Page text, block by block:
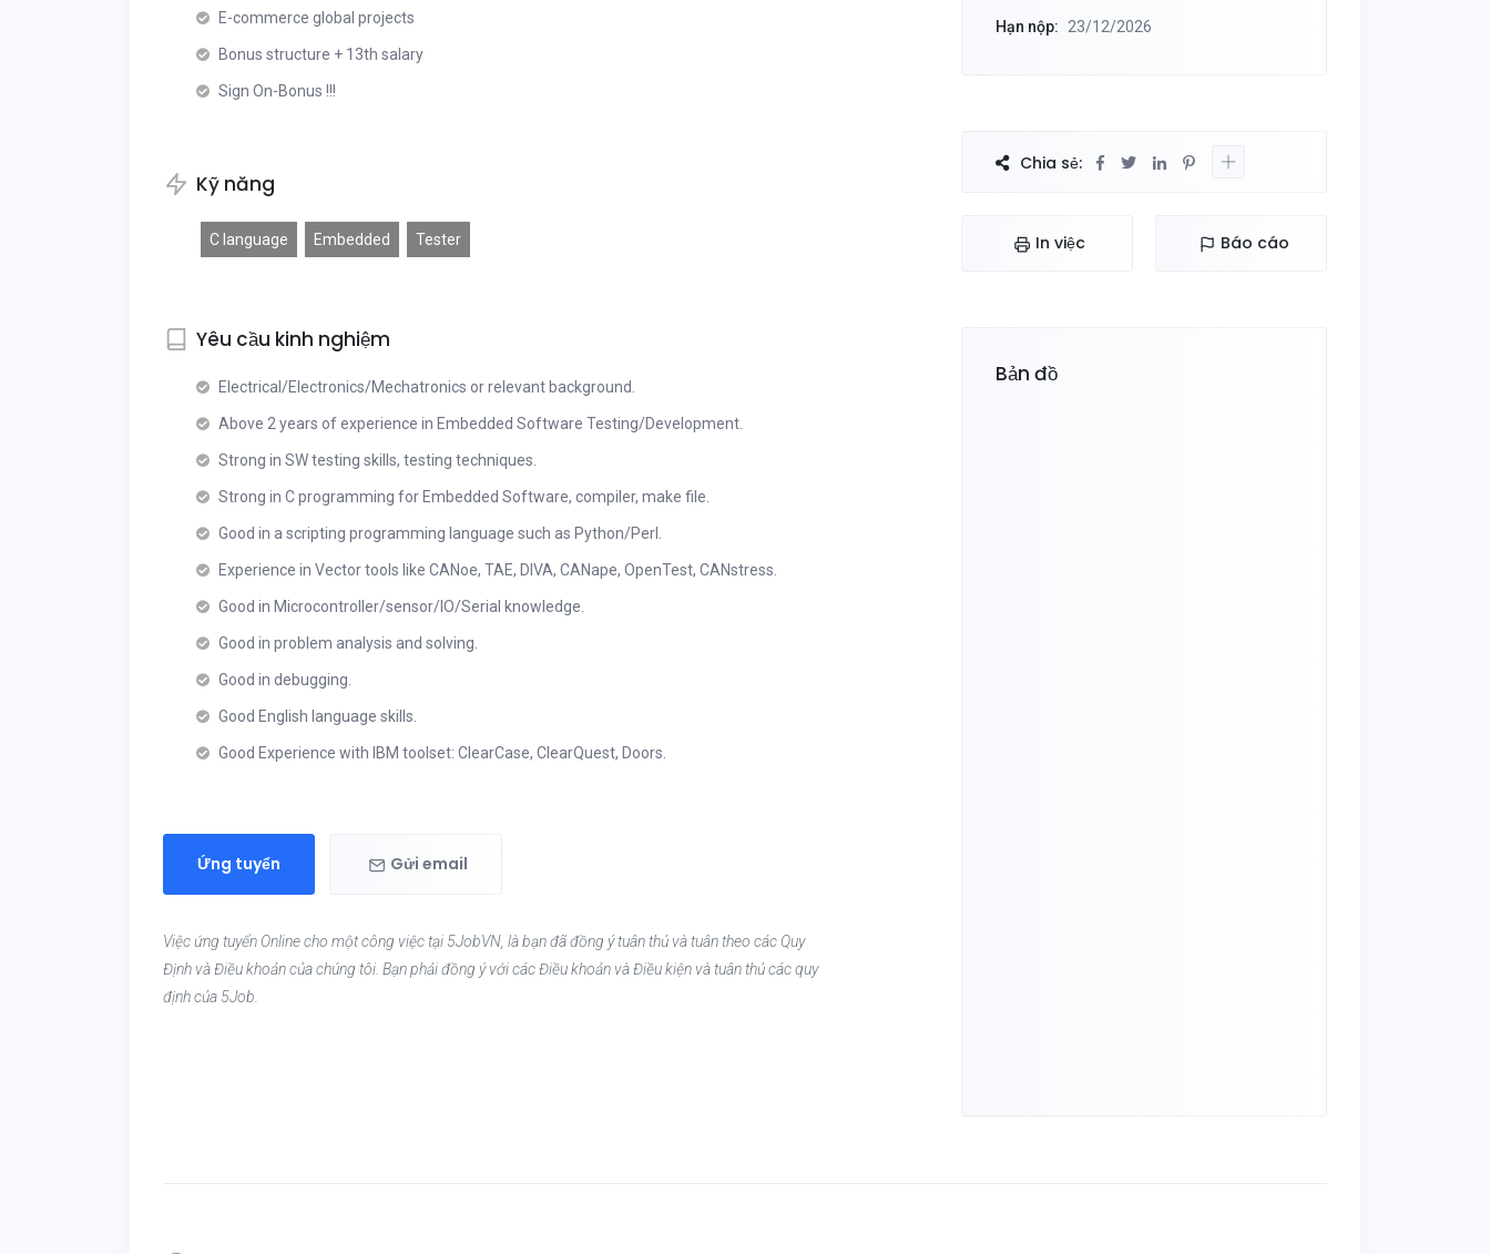
E-commerce global projects
Bonus structure + 13th salary
Sign On-Bonus !!!
Kỹ năng
C language Embedded Tester
Yêu cầu kinh nghiệm
Electrical/Electronics/Mechatronics or relevant background.
Above 2 years of experience in Embedded Software Testing/Development.
Strong in SW testing skills, testing techniques.
Strong in C programming for Embedded Software, compiler, make file.
Good in a scripting programming language such as Python/Perl.
Experience in Vector tools like CANoe, TAE, DIVA, CANape, OpenTest, CANstress.
Good in Microcontroller/sensor/IO/Serial knowledge.
Good in problem analysis and solving.
Good in debugging.
Good English language skills.
Good Experience with IBM toolset: ClearCase, ClearQuest, Doors.
Ứng tuyển Gửi email
Việc ứng tuyển Online cho một công việc tại 5JobVN, là bạn đã đồng ý tuân thủ và tuân theo các Quy
Định và Điều khoản của chúng tôi. Bạn phải đồng ý với các Điều khoản và Điều kiện và tuân thủ các quy
định của 5Job.
Hạn nộp: 23/12/2026
Chia sẻ:
In việc Báo cáo
Bản đồ